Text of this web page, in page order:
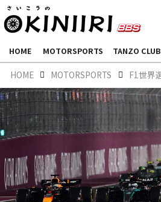
HOME MOTORSPORTS TANZO CLUB
HOME MOTORSPORTS